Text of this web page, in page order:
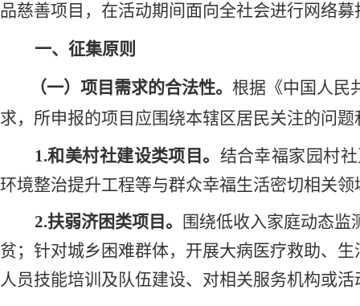
品慈善项目， 在活动期间面向全社会进行网络
一、 征集原则
（一） 项目需求的合法性。 根据《中国人民
求， 所申报的项目应围绕本辖区居民关注的问题
1.和美村社建设类项目。 结合幸福家园村
环境整治提升工程等与群众幸福生活密切相关
2.扶弱济困类项目。
围绕低收入家庭动态
贫；针对城乡困难群体，开展大病医疗救助、
人员技能培训及队伍建设、对相关服务机构或活